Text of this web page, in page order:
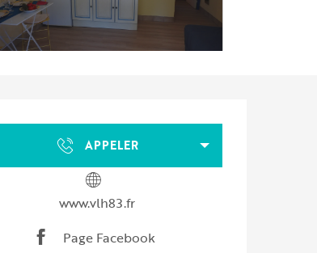
et coordonnées
APPELER
www.vlh83.fr
Page Facebook